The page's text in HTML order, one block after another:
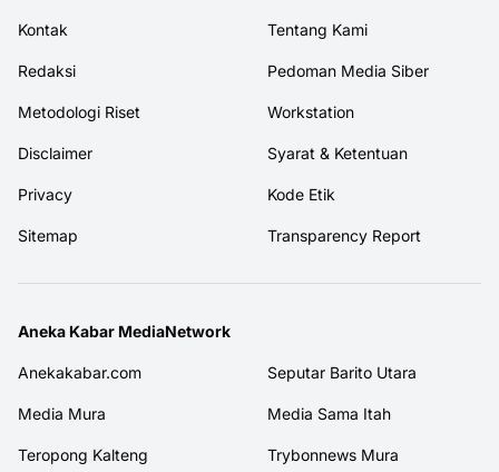
Kontak Tentang Kami
Redaksi Pedoman Media Siber
Metodologi Riset Workstation
Disclaimer Syarat & Ketentuan
Privacy Kode Etik
Sitemap Transparency Report
Aneka Kabar MediaNetwork
Anekakabar.com Seputar Barito Utara
Media Mura Media Sama Itah
Teropong Kalteng Trybonnews Mura